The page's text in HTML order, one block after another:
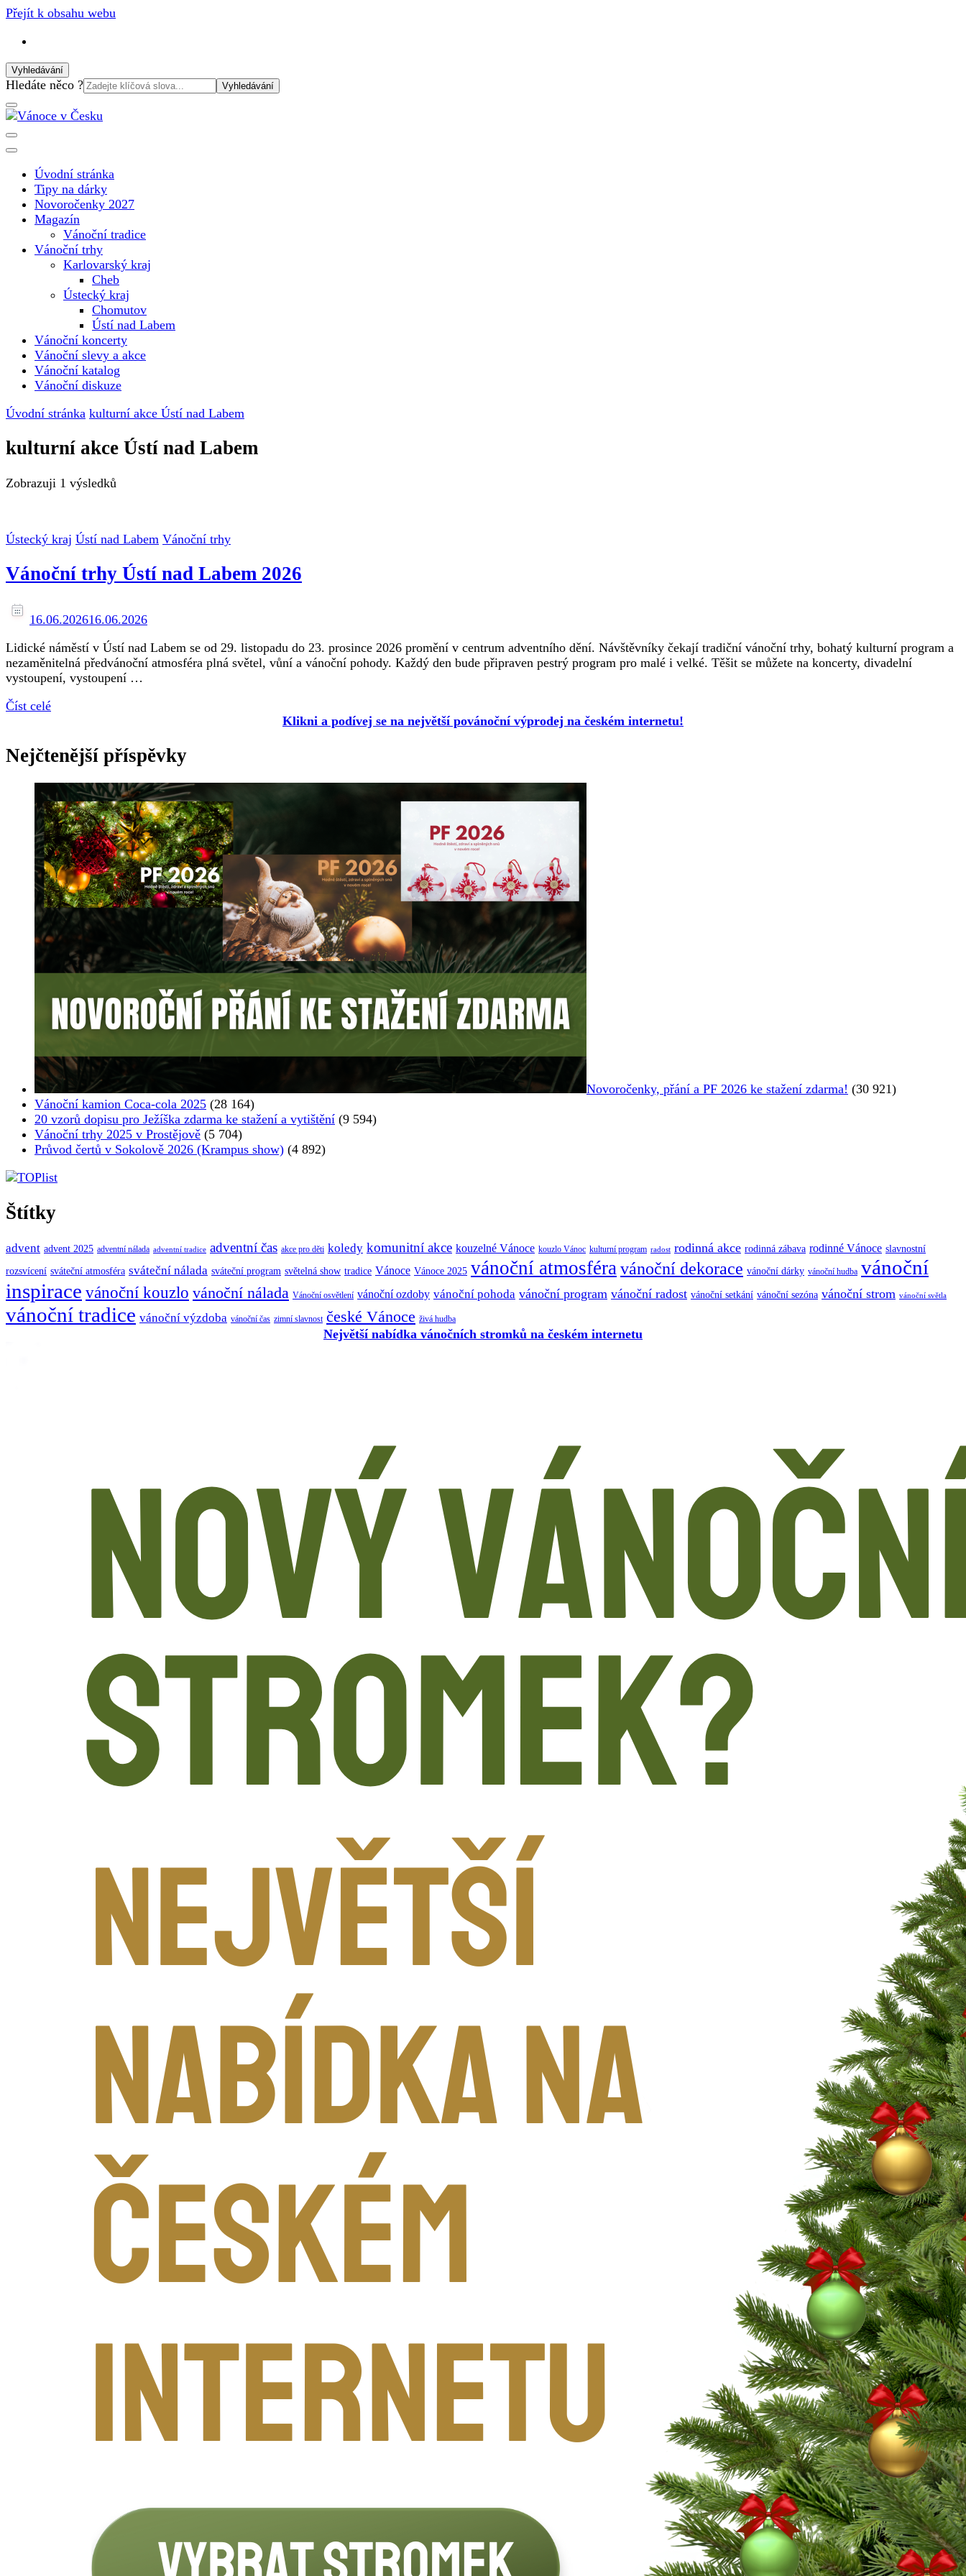
Přejít k obsahu webu
Vyhledávání
Vyhledat:
Hledáte něco ?
Vánoce v Česku
Úvodní stránka
Tipy na dárky
Novoročenky 2027
Magazín
Vánoční tradice
Vánoční trhy
Karlovarský kraj
Cheb
Ústecký kraj
Chomutov
Ústí nad Labem
Vánoční koncerty
Vánoční slevy a akce
Vánoční katalog
Vánoční diskuze
Úvodní stránka kulturní akce Ústí nad Labem
kulturní akce Ústí nad Labem
Zobrazuji 1 výsledků
Ústecký kraj Ústí nad Labem Vánoční trhy
Vánoční trhy Ústí nad Labem 2026
16.06.202616.06.2026
Lidické náměstí v Ústí nad Labem se od 29. listopadu do 23. prosince 2026 promění v centrum adventního dění. Návštěvníky čekají tradiční vánoční trhy, bohatý kulturní program a
nezaměnitelná předvánoční atmosféra plná světel, vůní a vánoční pohody. Každý den bude připraven pestrý program pro malé i velké. Těšit se můžete na koncerty, divadelní
vystoupení, vystoupení …
Číst celé
Klikni a podívej se na největší povánoční výprodej na českém internetu!
Nejčtenější příspěvky
Novoročenky, přání a PF 2026 ke stažení zdarma! (30 921)
Vánoční kamion Coca-cola 2025 (28 164)
20 vzorů dopisu pro Ježíška zdarma ke stažení a vytištění (9 594)
Vánoční trhy 2025 v Prostějově (5 704)
Průvod čertů v Sokolově 2026 (Krampus show) (4 892)
Štítky
advent advent 2025 adventní nálada adventní tradice adventní čas akce pro děti koledy komunitní akce kouzelné Vánoce kouzlo Vánoc kulturní program radost rodinná akce rodinná zábava rodinné Vánoce slavnostní
rozsvícení sváteční atmosféra sváteční nálada sváteční program světelná show tradice Vánoce Vánoce 2025 vánoční atmosféravánoční dekorace vánoční dárky vánoční hudba vánoční
inspirace vánoční kouzlo vánoční nálada Vánoční osvětlení vánoční ozdoby vánoční pohoda vánoční program vánoční radost vánoční setkání vánoční sezóna vánoční strom vánoční světla
vánoční tradice vánoční výzdoba vánoční čas zimní slavnost české Vánoce živá hudba
Největší nabídka vánočních stromků na českém internetu